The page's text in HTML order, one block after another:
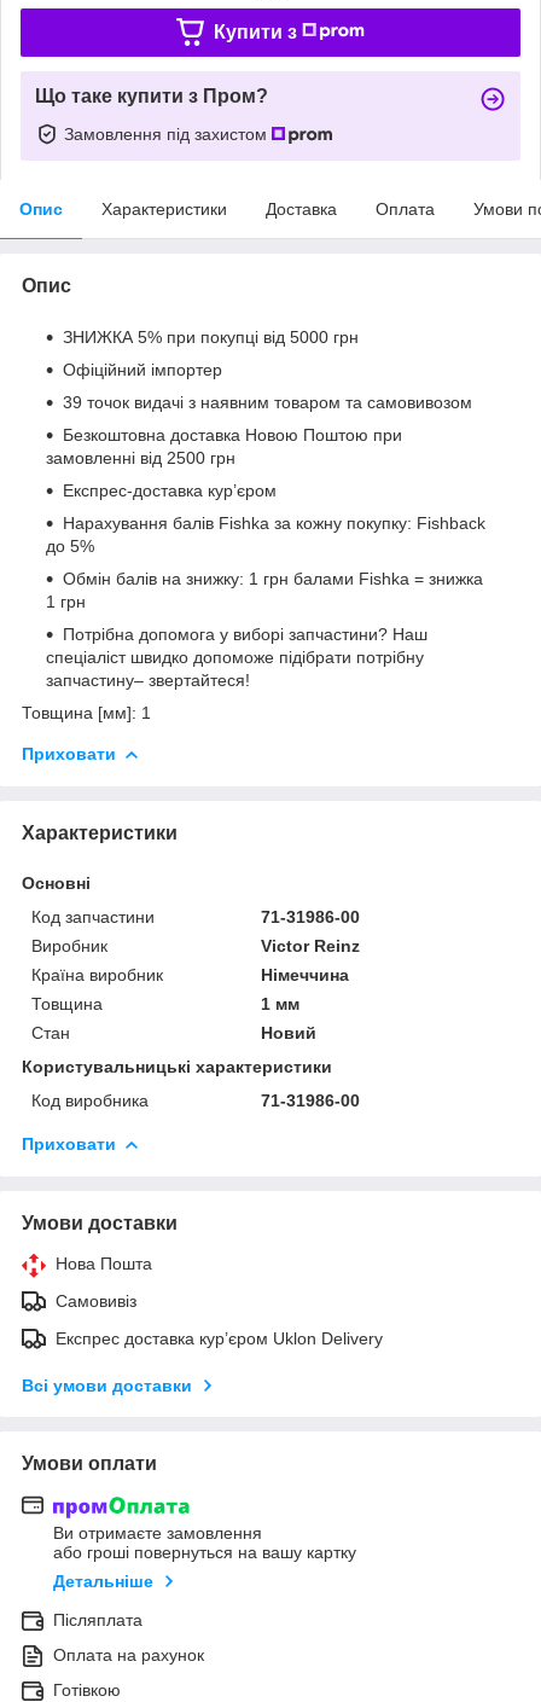
Купити з
Що таке купити з Пром?
Замовлення під захистом
Опис Характеристики Доставка Оплата Умови
Опис
ЗНИЖКА 5% при покупці від 5000 грн
Офіційний імпортер
39 точок видачі з наявним товаром та самовивозом
Безкоштовна доставка Новою Поштою при
замовленні від 2500 грн
Експрес-доставка кур’єром
Нарахування балів Fishka за кожну покупку: Fishback
до 5%
Обмін балів на знижку: 1 грн балами Fishka = знижка
1 грн
Потрібна допомога у виборі запчастини? Наш
спеціаліст швидко допоможе підібрати потрібну
запчастину– звертайтеся!
Товщина [мм]: 1
Приховати
Характеристики
Основні
Код запчастини
71-31986-00
Виробник
Victor Reinz
Країна виробник
Німеччина
Товщина
1 мм
Стан
Новий
Користувальницькі характеристики
Код виробника
71-31986-00
Приховати
Умови доставки
Нова Пошта
Самовивіз
Експрес доставка кур’єром Uklon Delivery
Всі умови доставки
Умови оплати
Ви отримаєте замовлення
або гроші повернуться на вашу картку
Детальніше
Післяплата
Оплата на рахунок
Готівкою